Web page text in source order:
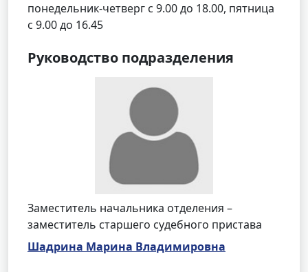
понедельник-четверг с 9.00 до 18.00, пятница
с 9.00 до 16.45
Руководство подразделения
Заместитель начальника отделения –
заместитель старшего судебного пристава
Шадрина Марина Владимировна